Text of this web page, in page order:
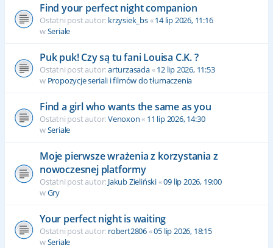
Find your perfect night companion
Ostatni post autor: krzysiek_bs«14 lip 2026, 11:16
wSeriale
Puk puk! Czy są tu fani Louisa C.K. ?
Ostatni post autor:arturzasada«12 lip 2026, 11:53
w Propozycje seriali i filmów do tłumaczenia
Find a girl who wants the same as you
Ostatni post autor:Venoxon« 11 lip 2026, 14:30
wSeriale
Moje pierwsze wrażenia z korzystania z
nowoczesnej platformy
Ostatni post autor: Jakub Zieliński«09 lip 2026, 19:00
wGry
Your perfect night is waiting
Ostatni post autor: robert2806«05 lip 2026, 18:15
wSeriale